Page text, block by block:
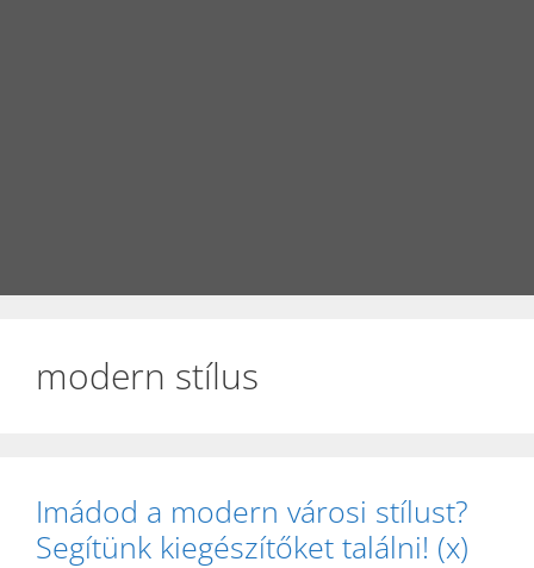
modern stílus
Imádod a modern városi stílust?
Segítünk kiegészítőket találni! (x)